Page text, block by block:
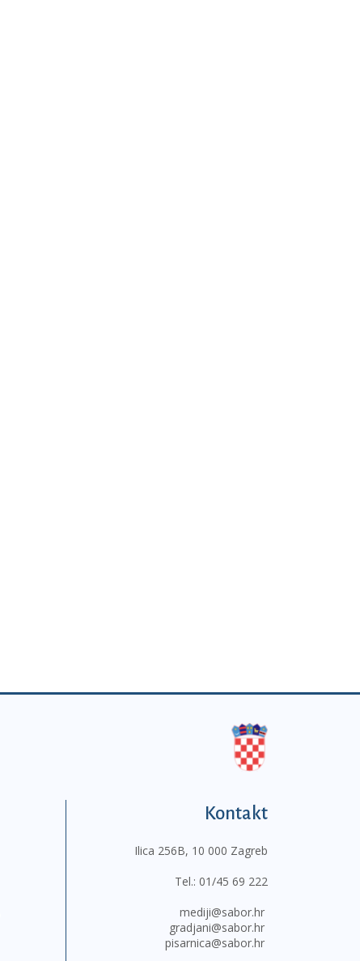
Kontakt
Ilica 256B, 10 000 Zagreb
Tel.: 01/45 69 222
mediji@sabor.hr
gradjani@sabor.hr
pisarnica@sabor.hr